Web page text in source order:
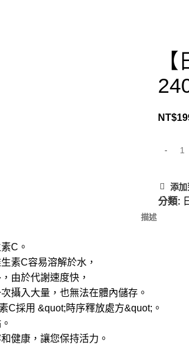
NT$
添
分類:
描述
C。
素C容易溶解於水，
由於代謝速度快，
攝入大量，也無法在體內儲存。
C採用 &quot;時序釋放處方&quot;。
健康，讓您保持活力。